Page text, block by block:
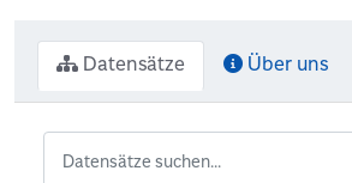
Datensätze Über uns